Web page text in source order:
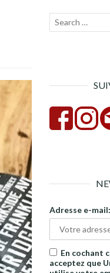
Recherche
Adresse e-mail:
En cochant
acceptez que